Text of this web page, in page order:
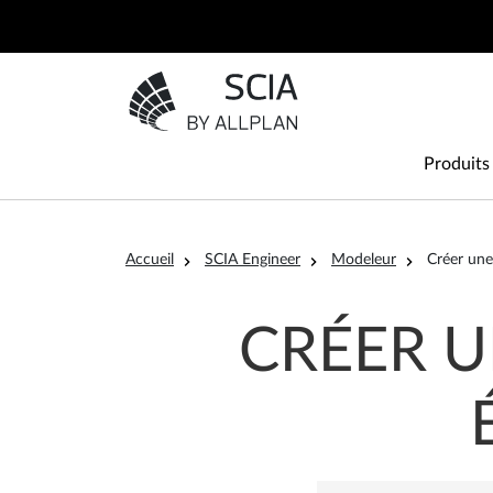
Produits
Fil d'Ariane
Accueil SCIA Engineer Modeleur Créer
CRÉER